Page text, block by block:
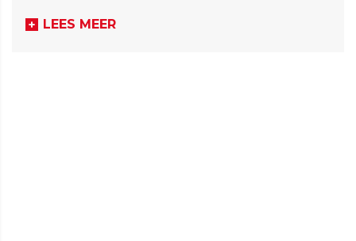
LEES MEER